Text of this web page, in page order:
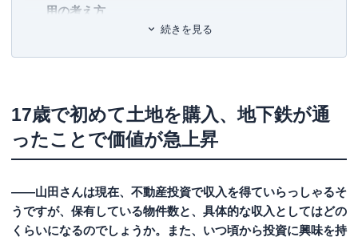
用の考え方
チャンスをつかむ判断力が成功の鍵
続きを見る
17歳で初めて土地を購入、地下鉄が通
ったことで価値が急上昇
――山田さんは現在、不動産投資で収入を得ていらっしゃるそ
うですが、保有している物件数と、具体的な収入としてはどの
くらいになるのでしょうか。また、いつ頃から投資に興味を持